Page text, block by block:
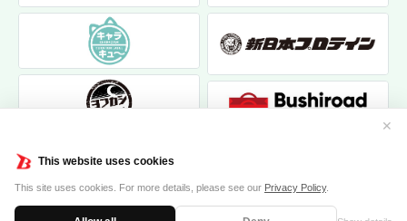
This website uses cookies
This site uses cookies. For more details, please see our Privacy Policy.
✕